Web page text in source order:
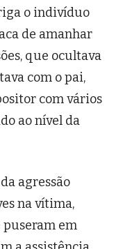
o indivíduo
de amanhar
que ocultava
com o pai,
com vários
ao nível da
agressão
na vítima,
puseram em